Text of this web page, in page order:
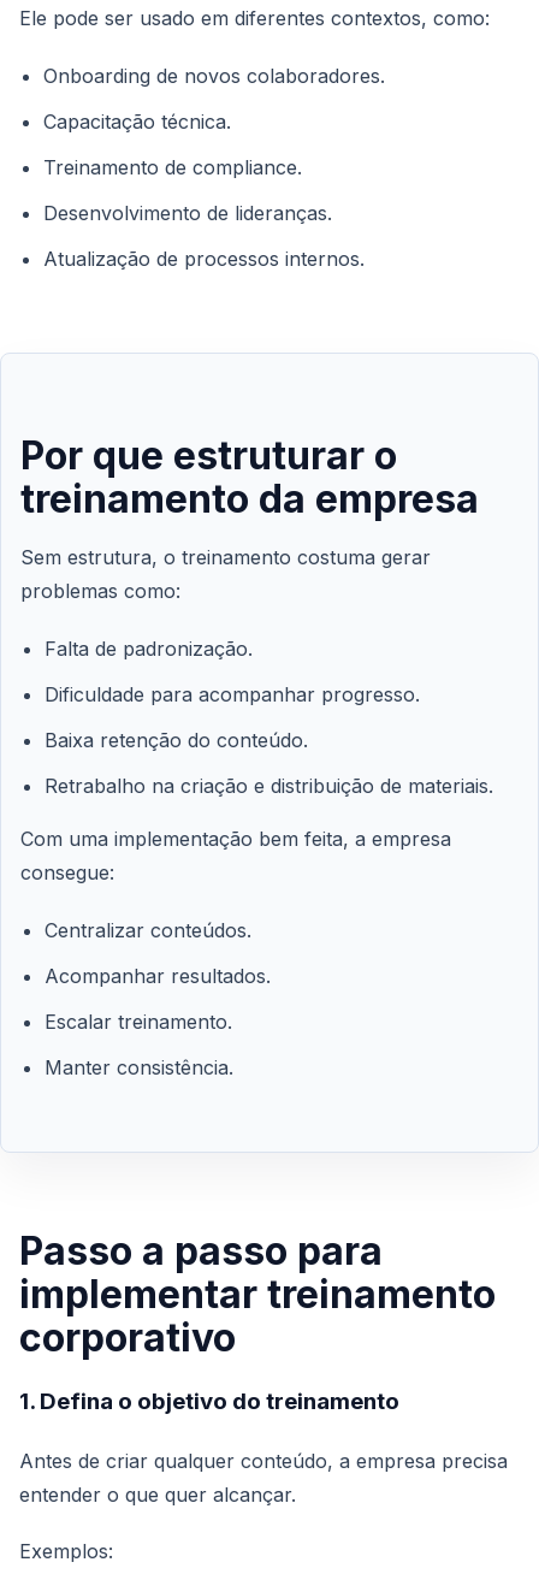
Ele pode ser usado em diferentes contextos, como:
Onboarding de novos colaboradores.
Capacitação técnica.
Treinamento de compliance.
Desenvolvimento de lideranças.
Atualização de processos internos.
Por que estruturar o
treinamento da empresa
Sem estrutura, o treinamento costuma gerar
problemas como:
Falta de padronização.
Dificuldade para acompanhar progresso.
Baixa retenção do conteúdo.
Retrabalho na criação e distribuição de materiais.
Com uma implementação bem feita, a empresa
consegue:
Centralizar conteúdos.
Acompanhar resultados.
Escalar treinamento.
Manter consistência.
Passo a passo para
implementar treinamento
corporativo
1. Defina o objetivo do treinamento
Antes de criar qualquer conteúdo, a empresa precisa
entender o que quer alcançar.
Exemplos: